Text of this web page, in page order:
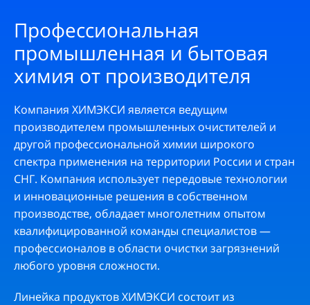
Профессиональная
промышленная и бытовая
химия от производителя
Компания ХИМЭКСИ является ведущим
производителем промышленных очистителей и
другой профессиональной химии широкого
спектра применения на территории России и стран
СНГ. Компания использует передовые технологии
и инновационные решения в собственном
производстве, обладает многолетним опытом
квалифицированной команды специалистов —
профессионалов в области очистки загрязнений
любого уровня сложности.
Линейка продуктов ХИМЭКСИ состоит из